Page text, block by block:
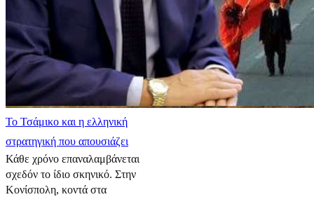
​Το Τσάμικο και η ελληνική
στρατηγική που απουσιάζει
Κάθε χρόνο επαναλαμβάνεται
σχεδόν το ίδιο σκηνικό. Στην
Κονίσπολη, κοντά στα